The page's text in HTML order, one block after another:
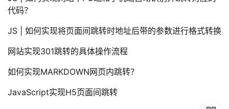
代码？
JS | 如何实现将页面间跳转时地址后带的参数进行格式转换
网站实现301跳转的具体操作流程
如何实现MARKDOWN网页内跳转？
JavaScript实现H5页面间跳转